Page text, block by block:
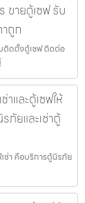
ขายตู้เซฟ รับ
ถูก
ติดตั้งตู้เซฟ ติดต่อ
และตู้เซฟให้
ภัยและเช่าตู้
ช่า คือบริการตู้นิรภัย